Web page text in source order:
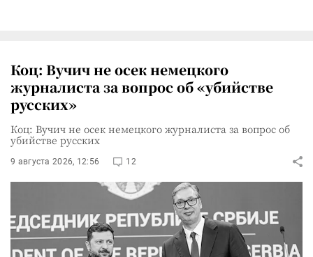
Коц: Вучич не осек немецкого
журналиста за вопрос об «убийстве
русских»
Коц: Вучич не осек немецкого журналиста за вопрос об
убийстве русских
9 августа 2026, 12:56 12